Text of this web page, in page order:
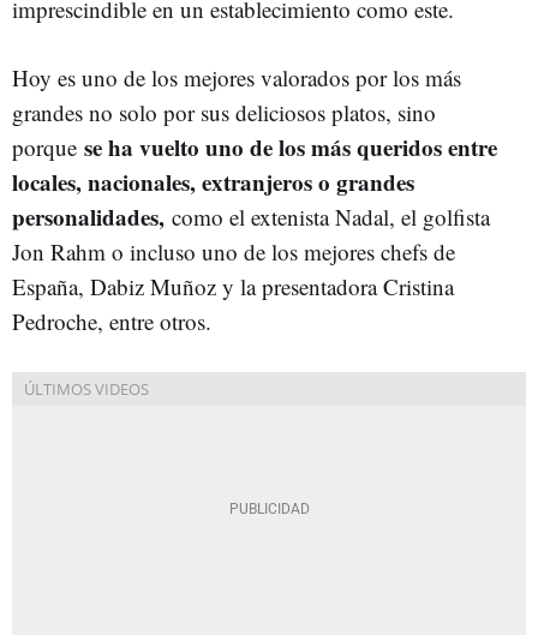
imprescindible en un establecimiento como este.
Hoy es uno de los mejores valorados por los más
grandes no solo por sus deliciosos platos, sino
porque se ha vuelto uno de los más queridos entre
locales, nacionales, extranjeros o grandes
personalidades, como el extenista Nadal, el golfista
Jon Rahm o incluso uno de los mejores chefs de
España, Dabiz Muñoz y la presentadora Cristina
Pedroche, entre otros.